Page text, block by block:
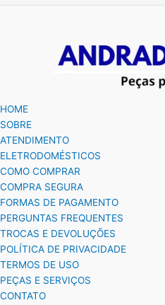
HOME
SOBRE
ATENDIMENTO
ELETRODOMÉSTICOS
COMO COMPRAR
COMPRA SEGURA
FORMAS DE PAGAMENTO
PERGUNTAS FREQUENTES
TROCAS E DEVOLUÇÕES
POLÍTICA DE PRIVACIDADE
TERMOS DE USO
PEÇAS E SERVIÇOS
CONTATO